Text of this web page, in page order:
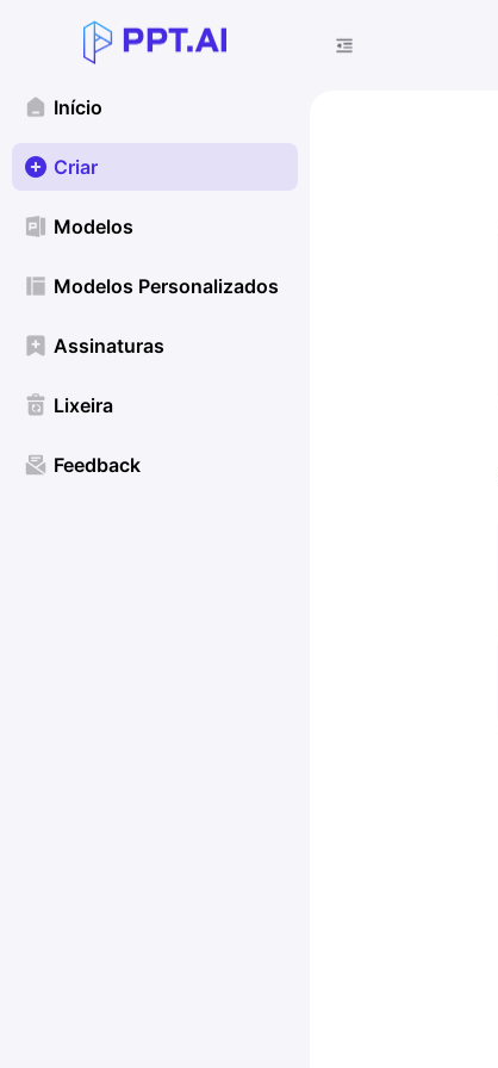
Início
Criar
Modelos
Modelos Personalizados
Assinaturas
Lixeira
Feedback